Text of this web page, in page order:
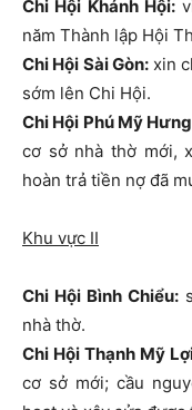
Chi Hội Khánh Hội:
năm Thành lập Hội
Chi Hội Sài Gòn: xin
sớm lên Chi Hội.
Chi Hội Phú Mỹ
cơ sở nhà thờ mới,
hoàn trả tiền nợ đã
Khu vực II
Chi Hội Bình Chiểu:
nhà thờ.
Chi Hội Thạnh Mỹ
cơ sở mới; cầu